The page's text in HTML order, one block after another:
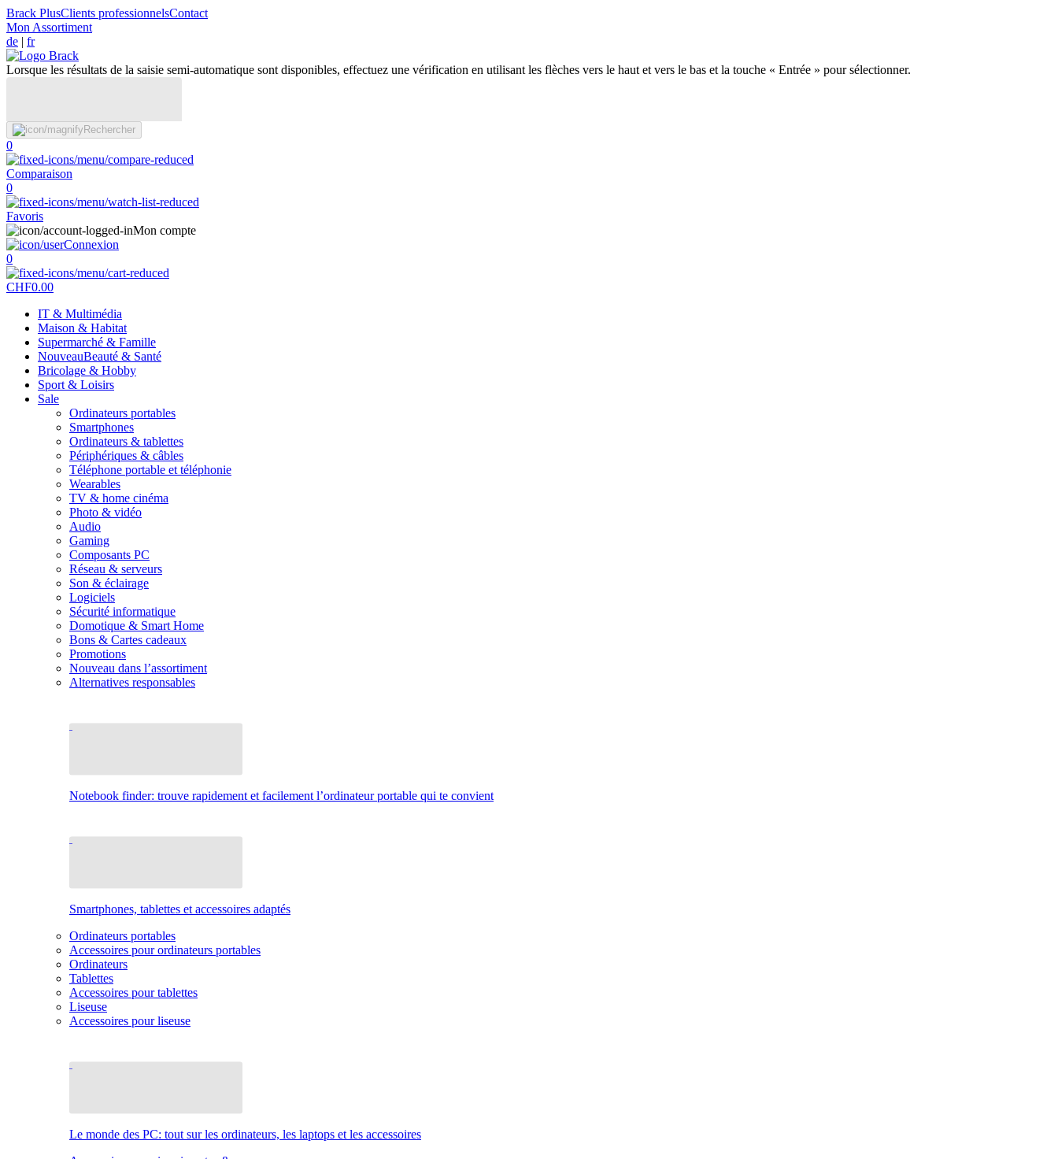
Brack PlusClients professionnelsContact
Mon Assortiment
de | fr
Lorsque les résultats de la saisie semi-automatique sont disponibles, effectuez une vérification en utilisant les flèches vers le haut et vers le bas et la touche « Entrée » pour sélectionner.
Rechercher
0
Comparaison
0
Favoris
Mon compte
Connexion
0
CHF0.00
IT & Multimédia
Maison & Habitat
Supermarché & Famille
NouveauBeauté & Santé
Bricolage & Hobby
Sport & Loisirs
Sale
Ordinateurs portables
Smartphones
Ordinateurs & tablettes
Périphériques & câbles
Téléphone portable et téléphonie
Wearables
TV & home cinéma
Photo & vidéo
Audio
Gaming
Composants PC
Réseau & serveurs
Son & éclairage
Logiciels
Sécurité informatique
Domotique & Smart Home
Bons & Cartes cadeaux
Promotions
Nouveau dans l’assortiment
Alternatives responsables
Notebook finder: trouve rapidement et facilement l’ordinateur portable qui te convient
Smartphones, tablettes et accessoires adaptés
Ordinateurs portables
Accessoires pour ordinateurs portables
Ordinateurs
Tablettes
Accessoires pour tablettes
Liseuse
Accessoires pour liseuse
Le monde des PC: tout sur les ordinateurs, les laptops et les accessoires